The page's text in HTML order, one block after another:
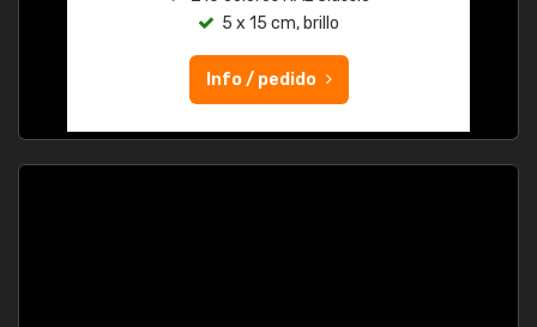
5 x 15 cm, brillo
Info / pedido